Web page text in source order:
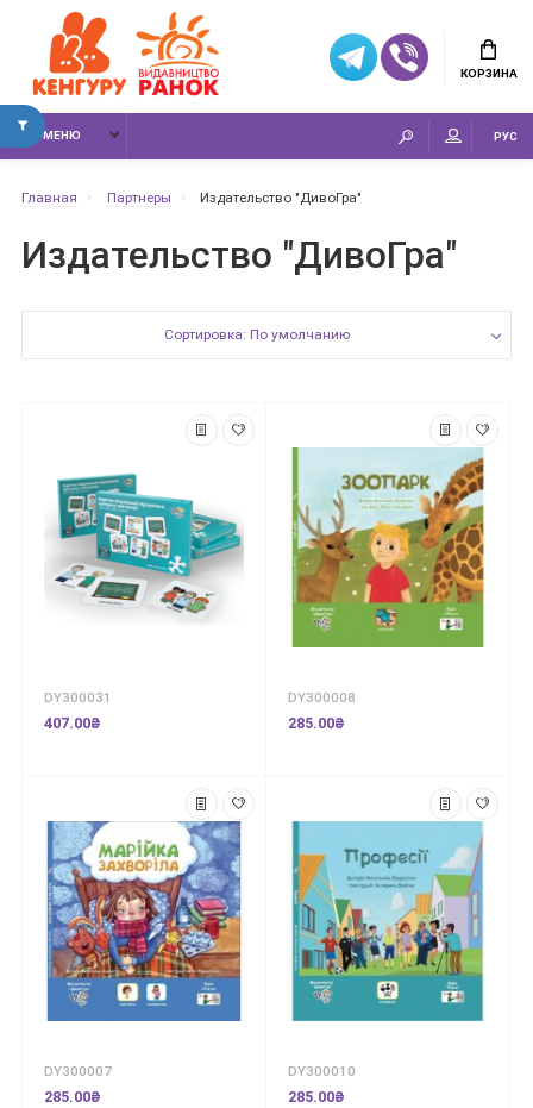
КОРЗИНА
МЕНЮ РУС
Главная Партнеры Издательство "ДивоГра"
Издательство "ДивоГра"
Сортировка: По умолчанию
DY300031
407.00₴
DY300008
285.00₴
DY300007
285.00₴
DY300010
285.00₴